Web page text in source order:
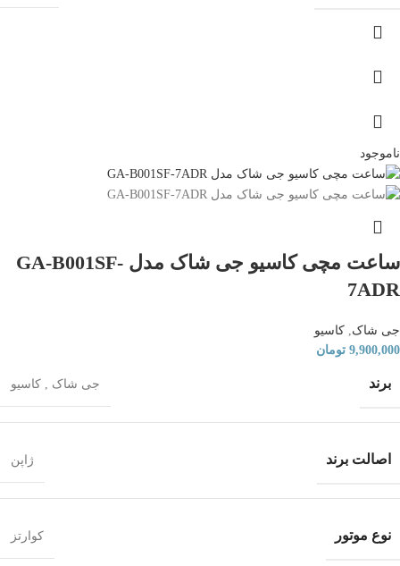
ناموجود
ساعت مچی کاسیو جی شاک مدل GA-B001SF-
7ADR
جی شاک کاسیو
9,900,000 تومان
برند جی شاک کاسیو
اصالت برند ژاپن
نوع موتور کوارتز